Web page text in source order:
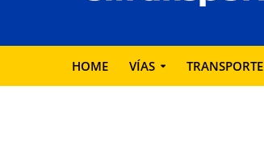
HOME VÍAS TRANSPORTE